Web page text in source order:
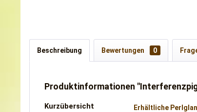
Beschreibung Bewertungen 0
Produktinformationen
Kurzübersicht Erhältliche